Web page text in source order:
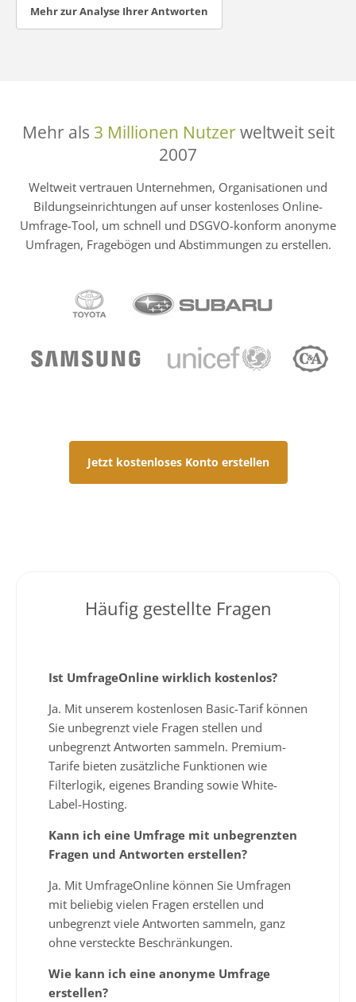
Mehr zur Analyse Ihrer Antworten
Mehr als 3 Millionen Nutzerweltweit seit
2007
Weltweit vertrauen Unternehmen, Organisationen und
Bildungseinrichtungen auf unser kostenloses Online-
Umfrage-Tool, um schnell und DSGVO-konform anonyme
Umfragen, Fragebögen und Abstimmungen zu erstellen.
Jetzt kostenloses Konto erstellen
Häufig gestellte Fragen
Ist UmfrageOnline wirklich kostenlos?
Ja. Mit unserem kostenlosen Basic-Tarif können
Sie unbegrenzt viele Fragen stellen und
unbegrenzt Antworten sammeln. Premium-
Tarife bieten zusätzliche Funktionen wie
Filterlogik, eigenes Branding sowie White-
Label-Hosting.
Kann ich eine Umfrage mit unbegrenzten
Fragen und Antworten erstellen?
Ja. Mit UmfrageOnline können Sie Umfragen
mit beliebig vielen Fragen erstellen und
unbegrenzt viele Antworten sammeln, ganz
ohne versteckte Beschränkungen.
Wie kann ich eine anonyme Umfrage
erstellen?